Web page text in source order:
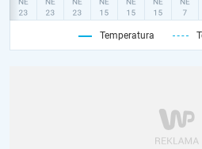
Temperatura